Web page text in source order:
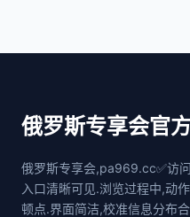
俄罗斯专享会官
俄罗斯专享会,pa969.cc✅访
入口清晰可见.浏览过程中,动
顿点.界面简洁,校准信息分布